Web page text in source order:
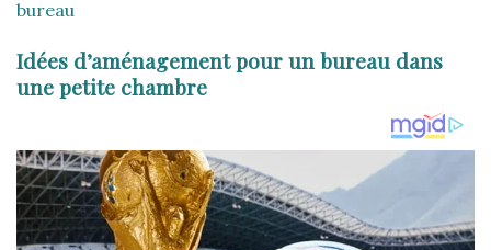
bureau
Idées d’aménagement pour un bureau dans
une petite chambre